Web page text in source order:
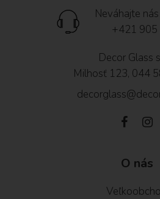
Neváhajte
+421
Decor Glass
Milhosť 123, 044
O nás